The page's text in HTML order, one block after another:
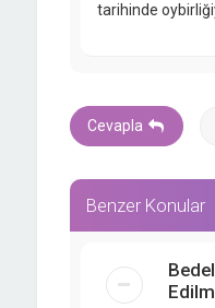
tarihinde
Cevapla
Benzer Konular